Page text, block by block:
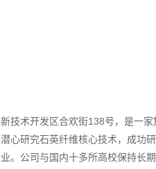
技术开发区合欢街138号，是一家
心研究石英纤维核心技术，成功
。公司与国内十多所高校保持长